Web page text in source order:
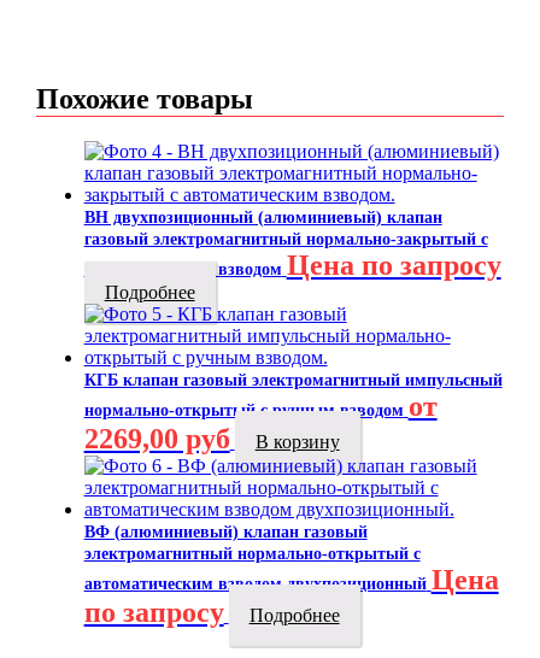
Похожие товары
ВН двухпозиционный (алюминиевый) клапан
газовый электромагнитный нормально-закрытый с
автоматическим взводом Цена по запросу
Подробнее
КГБ клапан газовый электромагнитный импульсный
нормально-открытый с ручным взводом от
2269,00 руб
В корзину
ВФ (алюминиевый) клапан газовый
электромагнитный нормально-открытый с
автоматическим взводом двухпозиционный Цена
по запросу
Подробнее